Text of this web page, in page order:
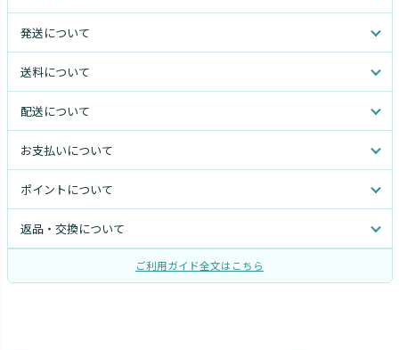
発送について
送料について
配送について
お支払いについて
ポイントについて
返品・交換について
ご利用ガイド全文はこちら